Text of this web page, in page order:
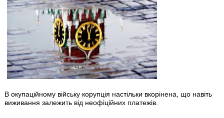
В окупаційному війську корупція настільки вкорінена, що навіть
виживання залежить від неофіційних платежів.